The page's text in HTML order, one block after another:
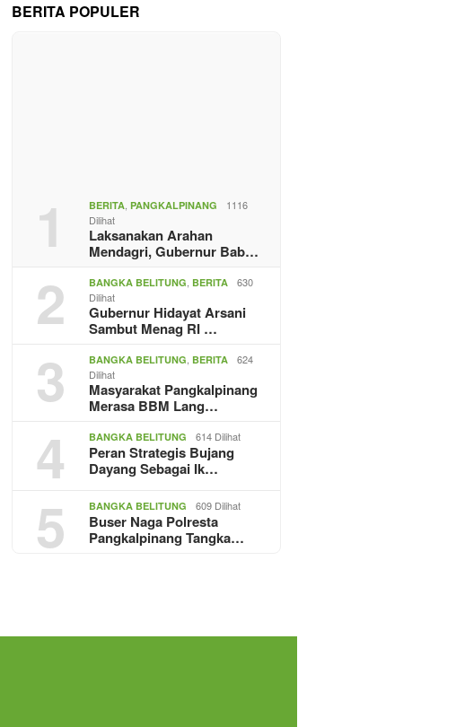
BERITA POPULER
1 BERITA ,PANGKALPINANG
1116
Dilihat
Laksanakan Arahan
Mendagri, Gubernur Bab…
2 BANGKA BELITUNG BERITA
630
Dilihat
Gubernur Hidayat Arsani
Sambut Menag RI …
3 BANGKA BELITUNG BERITA
624
Dilihat
Masyarakat Pangkalpinang
Merasa BBM Lang…
4 BANGKA BELITUNG 614 Dilihat
Peran Strategis Bujang
Dayang Sebagai Ik…
5 BANGKA BELITUNG 609 Dilihat
Buser Naga Polresta
Pangkalpinang Tangka…